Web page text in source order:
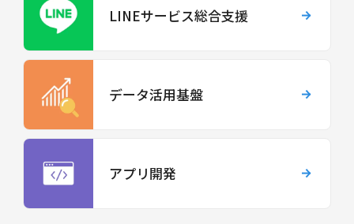
LINEサービス総合支援
データ活用基盤
アプリ開発